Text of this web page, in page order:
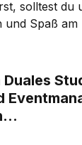
solltest du
und Spaß am